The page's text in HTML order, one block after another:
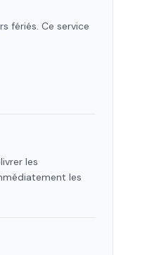
fériés. Ce service
les
les